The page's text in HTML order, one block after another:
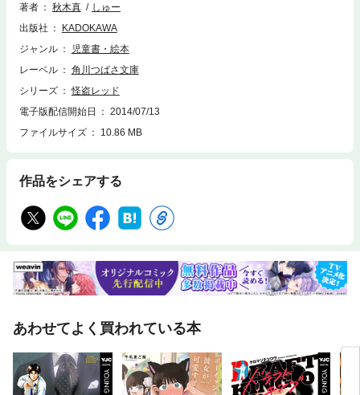
著者 秋木真
しゅー
出版社
KADOKAWA
ジャンル
児童書・絵本
レーベル
角川つばさ文庫
シリーズ
怪盗レッド
電子版配信開始日
2014/07/13
ファイルサイズ
10.86 MB
作品をシェアする
あわせてよく買われている本